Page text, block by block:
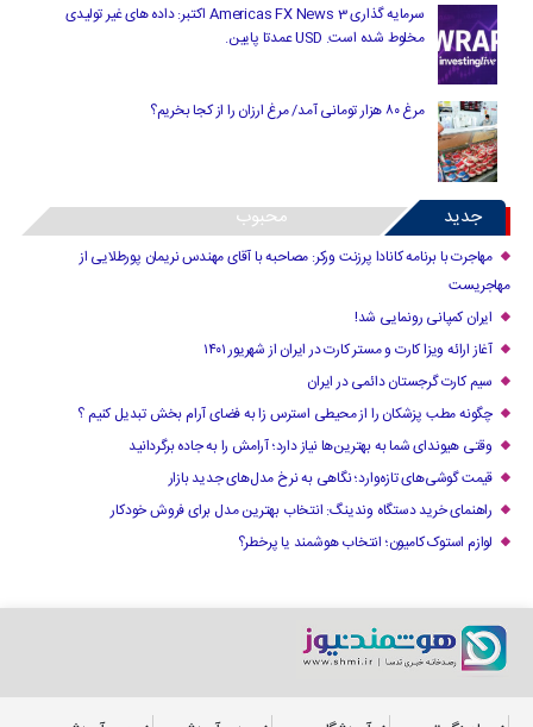
سرمایه گذاری Americas FX News 3 اکتبر: داده های غیر تولیدی
مخلوط شده است. USD عمدتا پایین.
مرغ ۸۰ هزار تومانی آمد/ مرغ ارزان را از کجا بخریم؟
جدید محبوب
مهاجرت با برنامه کانادا پرزنت ورکر: مصاحبه با آقای مهندس نریمان پورطلایی از
مهاجریست
ایران کمپانی رونمایی شد!
آغاز ارائه ویزا کارت و مستر کارت در ایران از شهریور ۱۴۰۱
سیم کارت گرجستان دائمی در ایران
چگونه مطب پزشکان را از محیطی استرس زا به فضای آرام بخش تبدیل کنیم ؟
وقتی هیوندای شما به بهترین‌ها نیاز دارد؛ آرامش را به جاده برگردانید
قیمت گوشی‌های تازه‌وارد؛ نگاهی به نرخ مدل‌های جدید بازار
راهنمای خرید دستگاه وندینگ: انتخاب بهترین مدل برای فروش خودکار
لوازم استوک کامیون؛ انتخاب هوشمند یا پرخطر؟